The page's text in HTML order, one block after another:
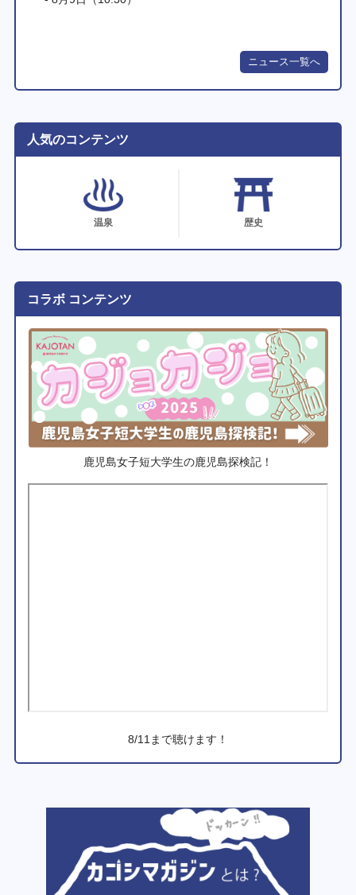
ニュース一覧へ
人気のコンテンツ
温泉 歴史
コラボ コンテンツ
鹿児島女子短大学生の鹿児島探検記！
8/11まで聴けます！